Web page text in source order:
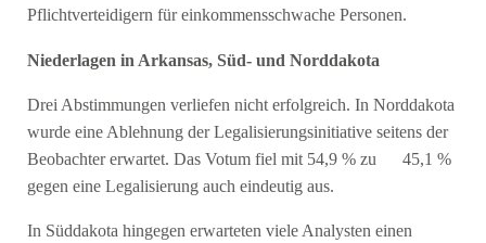
Pflichtverteidigern für einkommensschwache Personen.
Niederlagen in Arkansas, Süd- und Norddakota
Drei Abstimmungen verliefen nicht erfolgreich. In Norddakota
wurde eine Ablehnung der Legalisierungsinitiative seitens der
Beobachter erwartet. Das Votum fiel mit 54,9 % zu 45,1 %
gegen eine Legalisierung auch eindeutig aus.
In Süddakota hingegen erwarteten viele Analysten einen